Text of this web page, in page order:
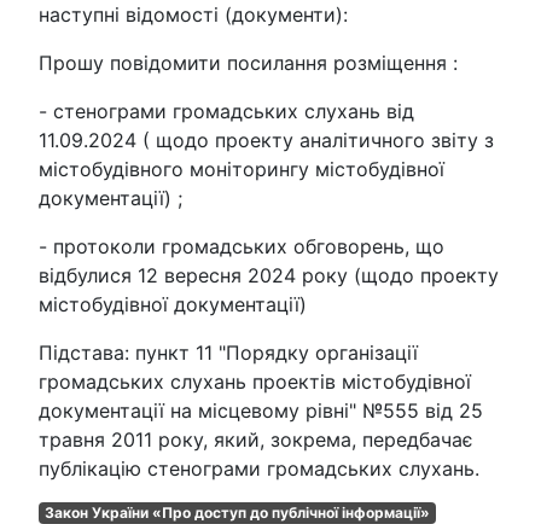
наступні відомості (документи):
Прошу повідомити посилання розміщення :
- стенограми громадських слухань від
11.09.2024 ( щодо проекту аналітичного звіту з
містобудівного моніторингу містобудівної
документації) ;
- протоколи громадських обговорень, що
відбулися 12 вересня 2024 року (щодо проекту
містобудівної документації)
Підстава: пункт 11 "Порядку організації
громадських слухань проектів містобудівної
документації на місцевому рівні" №555 від 25
травня 2011 року, який, зокрема, передбачає
публікацію стенограми громадських слухань.
Закон України «Про доступ до публічної інформації»